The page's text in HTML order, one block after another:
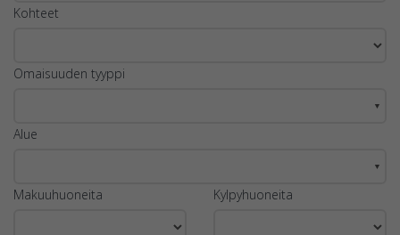
Kohteet
Omaisuuden tyyppi
▼
Alue
▼
Makuuhuoneita Kylpyhuoneita